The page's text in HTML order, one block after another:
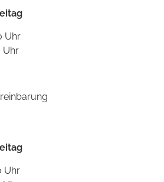
Uhr
Uhr
Uhr